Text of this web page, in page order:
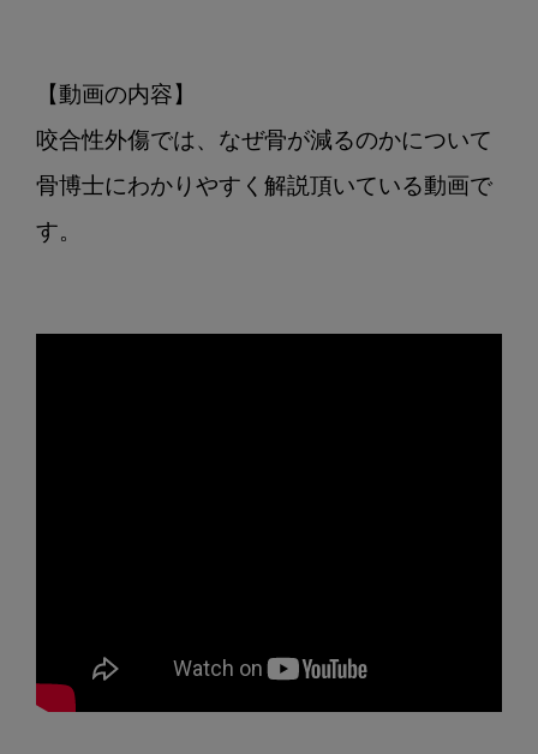
【動画の内容】
咬合性外傷では、なぜ骨が減るのかについて
骨博士にわかりやすく解説頂いている動画で
す。